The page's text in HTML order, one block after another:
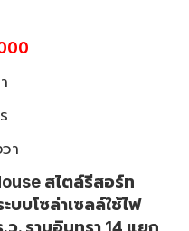
า
สไตล์รีสอร์ท
บบโซล่าเซลล์ใช้ไฟ
ว. รามอินทรา 14 แยก